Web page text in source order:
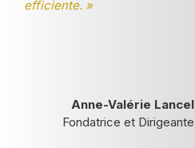
efficiente. »
Anne-Valérie Lancel
Fondatrice et Dirigeante